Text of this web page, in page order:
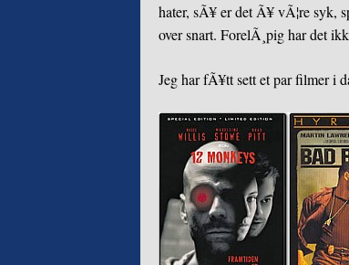
hater, sÃ¥ er det Ã¥ vÃ¦re syk,
over snart. ForelÃ¸pig har det
Jeg har fÃ¥tt sett et par filmer i